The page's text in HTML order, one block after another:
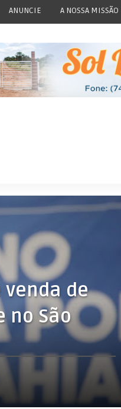
ANUNCIE A NOSSA MISSÃO
de
no São